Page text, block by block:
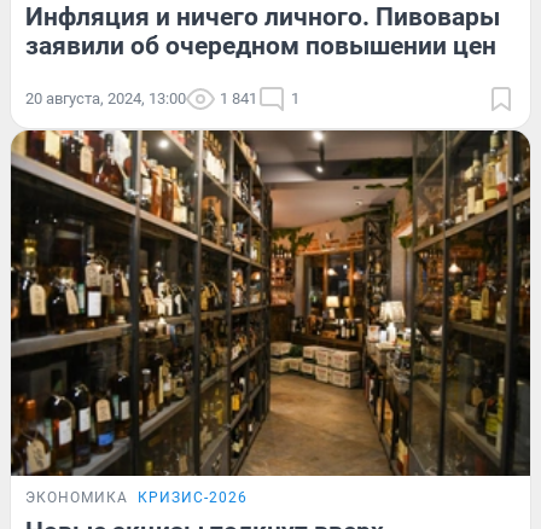
Инфляция и ничего личного. Пивовары
заявили об очередном повышении цен
20 августа, 2024, 13:00 1 841 1
ЭКОНОМИКА КРИЗИС-2026